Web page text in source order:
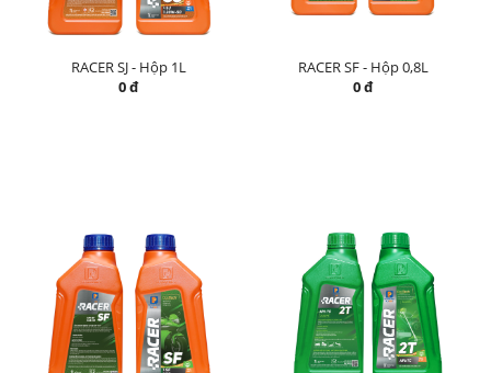
RACER SJ - Hộp 1L
0 đ
RACER SF - Hộp 0,8L
0 đ